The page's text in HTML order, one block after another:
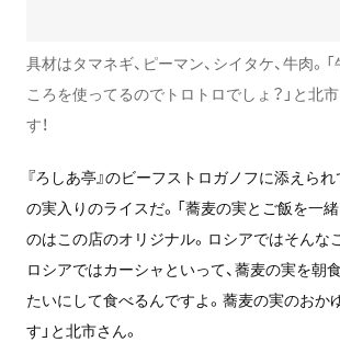
具材はタマネギ、ピーマン、シイタケ、牛肉。
ころを使ってるのでトロトロでしょ？」と北
す！
『ろしあ亭』のビーフストロガノフに添えら
の実入りのライスだ。「蕎麦の実とご飯を一
のはこの店のオリジナル。ロシアではそんな
ロシアではカーシャといって、蕎麦の実を朝
たいにして食べるんですよ。蕎麦の実のおか
す」と北市さん。